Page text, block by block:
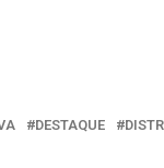
DESTAQUE